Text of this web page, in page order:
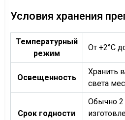
Условия хранения
Температурный
режим
От +2°C
Освещенность
Хранить
света
Срок годности
Обычно 2